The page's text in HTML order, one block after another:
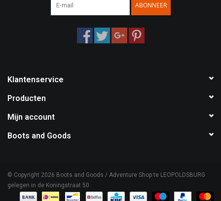
Boots and Goods Blog !
ABONNEER
Klantenservice
Producten
Mijn account
Boots and Goods
© Copyright 2026 Boots and Goods / Adventure Shop te LEOPOLDSBURG
gelegen in de Koningstraat 50